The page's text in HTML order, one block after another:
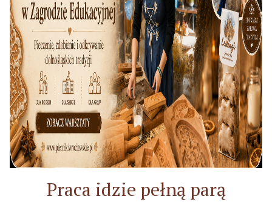
Praca idzie pełną parą